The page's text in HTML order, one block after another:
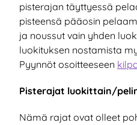
pisterajan täyttyessä
pisteensä pääosin
ja noussut vain yhden
luokituksen nostamista
Pyynnöt osoitteeseen
Pisterajat luokittain/
Nämä rajat ovat olleet